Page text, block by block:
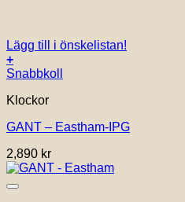
Lägg till i önskelistan!
+
Snabbkoll
Klockor
GANT – Eastham-IPG
2,890 kr